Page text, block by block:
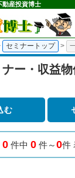
動産投資博士
セミナートップ >
ー・収益
む
0件中 0件～0件